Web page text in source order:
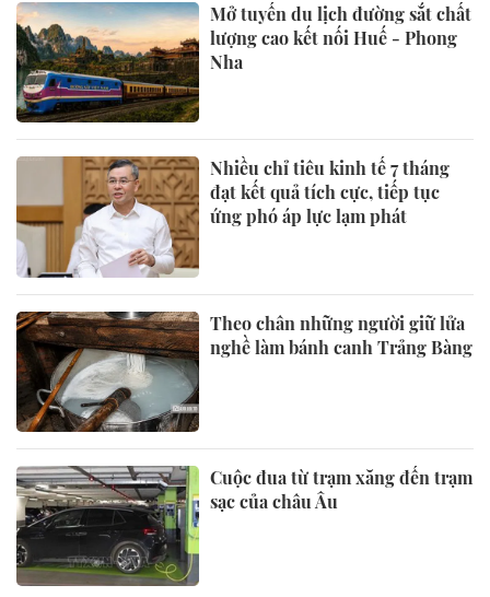
Mở tuyến du lịch đường sắt chất
lượng cao kết nối Huế - Phong
Nha
Nhiều chỉ tiêu kinh tế 7 tháng
đạt kết quả tích cực, tiếp tục
ứng phó áp lực lạm phát
Theo chân những người giữ lửa
nghề làm bánh canh Trảng Bàng
Cuộc đua từ trạm xăng đến trạm
sạc của châu Âu